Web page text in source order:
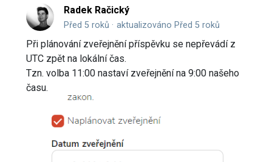
Radek Račický
Před 5 roků aktualizováno Před 5 roků
Při plánování zveřejnění příspěvku se nepřevádí z
UTC zpět na lokální čas.
Tzn. volba 11:00 nastaví zveřejnění na 9:00 našeho
času.